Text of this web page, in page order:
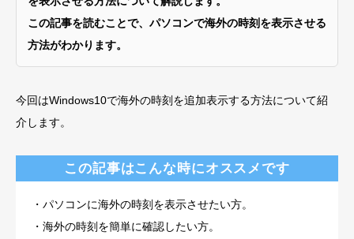
この記事を読むことで、パソコンで海外の時刻を表示させる
方法がわかります。
今回はWindows10で海外の時刻を追加表示する方法について紹
介します。
この記事はこんな時にオススメです
・パソコンに海外の時刻を表示させたい方。
・海外の時刻を簡単に確認したい方。